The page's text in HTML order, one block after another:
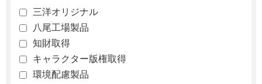
三洋オリジナル
八尾工場製品
知財取得
キャラクター版権取得
環境配慮製品